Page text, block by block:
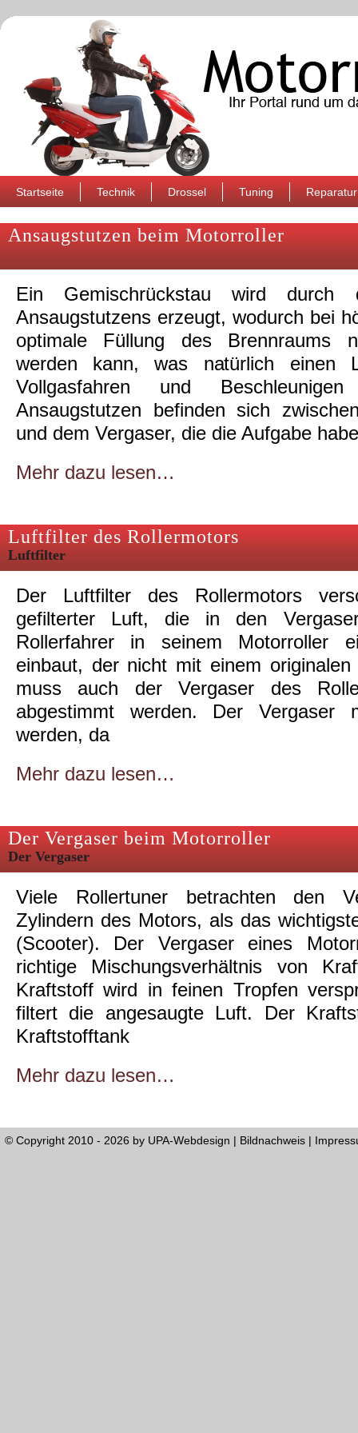
Startseite Technik Drossel Tuning Reparatur
Ansaugstutzen beim Motorroller
Ein Gemischrückstau wird durch
Ansaugstutzens erzeugt, wodurch bei
optimale Füllung des Brennraums
werden kann, was natürlich einen
Vollgasfahren und
Ansaugstutzen befinden sich
und dem Vergaser, die die Aufgabe
Mehr dazu lesen…
Luftfilter des Rollermotors
Luftfilter
Der Luftfilter des Rollermotors
gefilterter Luft, die in den
Rollerfahrer in seinem Motorroller
einbaut, der nicht mit einem
muss auch der Vergaser des
abgestimmt werden. Der Vergaser
werden, da
Mehr dazu lesen…
Der Vergaser beim Motorroller
Der Vergaser
Viele Rollertuner betrachten den
Zylindern des Motors, als das
(Scooter). Der Vergaser eines
richtige Mischungsverhältnis von
Kraftstoff wird in feinen Tropfen
filtert die angesaugte Luft. Der
Kraftstofftank
Mehr dazu lesen…
© Copyright 2010 - 2026 by UPA-Webdesign | Bildnachweis |